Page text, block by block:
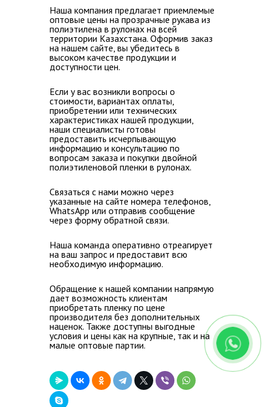
Наша компания предлагает приемлемые
оптовые цены на прозрачные рукава из
полиэтилена в рулонах на всей
территории Казахстана. Оформив заказ
на нашем сайте, вы убедитесь в
высоком качестве продукции и
доступности цен.
Если у вас возникли вопросы о
стоимости, вариантах оплаты,
приобретении или технических
характеристиках нашей продукции,
наши специалисты готовы
предоставить исчерпывающую
информацию и консультацию по
вопросам заказа и покупки двойной
полиэтиленовой пленки в рулонах.
Связаться с нами можно через
указанные на сайте номера телефонов,
WhatsApp или отправив сообщение
через форму обратной связи.
Наша команда оперативно отреагирует
на ваш запрос и предоставит всю
необходимую информацию.
Обращение к нашей компании напрямую
дает возможность клиентам
приобретать пленку по цене
производителя без дополнительных
наценок. Также доступны выгодные
условия и цены как на крупные, так и на
малые оптовые партии.